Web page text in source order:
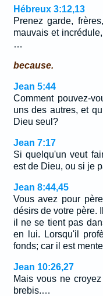
Hébreux 3:12,13
Prenez garde,
mauvais et
…
because.
Jean 5:44
Comment pouvez-
uns des autres, et
Dieu seul?
Jean 7:17
Si quelqu'un veut
est de Dieu, ou si je
Jean 8:44,45
Vous avez pour
désirs de votre père.
il ne se tient pas
en lui. Lorsqu'il
fonds; car il est
Jean 10:26,27
Mais vous ne
brebis.…